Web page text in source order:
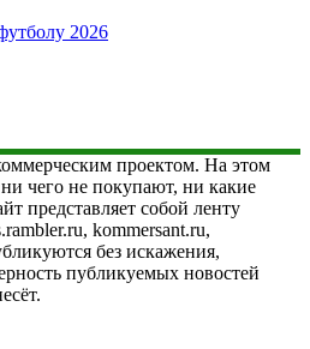
2026
проектом. На этом
чего не покупают, ни какие
представляет собой ленту
kommersant.ru,
без искажения,
публикуемых новостей